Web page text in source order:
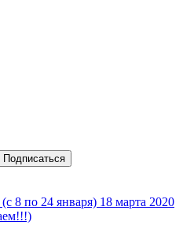
Подписаться
8 по 24 января) 18 марта 2020